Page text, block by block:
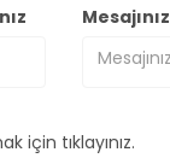
Mesajınız
için tıklayınız.